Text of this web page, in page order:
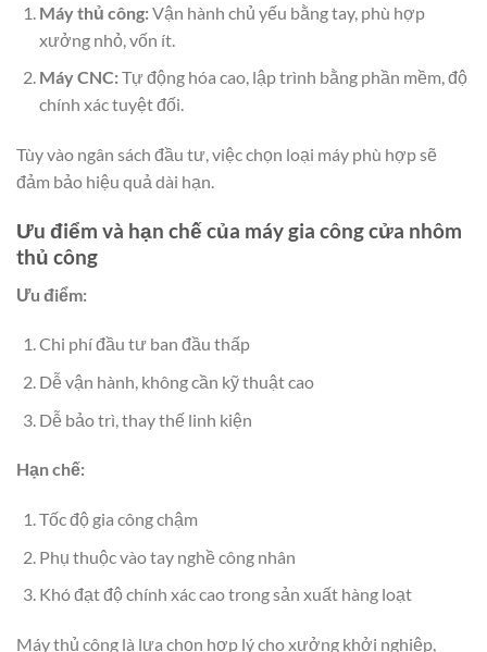
Máy thủ công:Vận hành chủ yếu bằng tay, phù hợp
xưởng nhỏ, vốn ít.
Máy CNC:Tự động hóa cao, lập trình bằng phần mềm, độ
chính xác tuyệt đối.
Tùy vào ngân sách đầu tư, việc chọn loại máy phù hợp sẽ
đảm bảo hiệu quả dài hạn.
Ưu điểm và hạn chế của máy gia công cửa nhôm
thủ công
Ưu điểm:
Chi phí đầu tư ban đầu thấp
Dễ vận hành, không cần kỹ thuật cao
Dễ bảo trì, thay thế linh kiện
Hạn chế:
Tốc độ gia công chậm
Phụ thuộc vào tay nghề công nhân
Khó đạt độ chính xác cao trong sản xuất hàng loạt
Máy thủ công là lựa chọn hợp lý cho xưởng khởi nghiệp,